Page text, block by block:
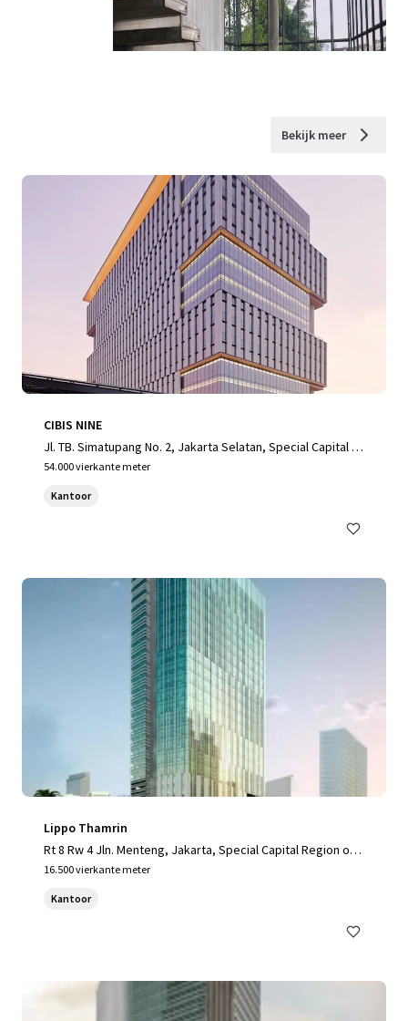
Bekijk meer
CIBIS NINE
Jl. TB. Simatupang No. 2, Jakarta Selatan, Special Capital R
egion of Jakarta, 12560, ID
54.000 vierkante meter
Kantoor
Lippo Thamrin
Rt 8 Rw 4 Jln. Menteng, Jakarta, Special Capital Region of J
akarta, 10340, ID
16.500 vierkante meter
Kantoor